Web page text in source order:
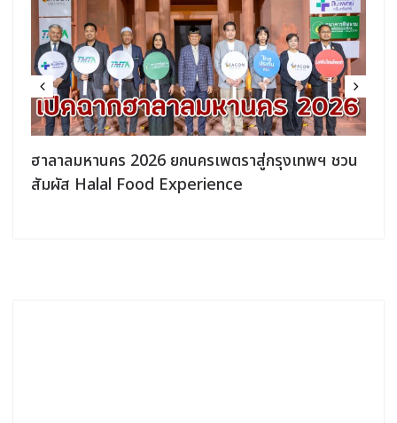
ฮาลาลมหานคร 2026 ยกนครเพตราสู่กรุงเทพฯ ชวน
สัมผัส Halal Food Experience